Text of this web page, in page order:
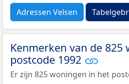
Adressen Velsen
Kenmerken van de
postcode 1992
Er zijn 825 woningen in het